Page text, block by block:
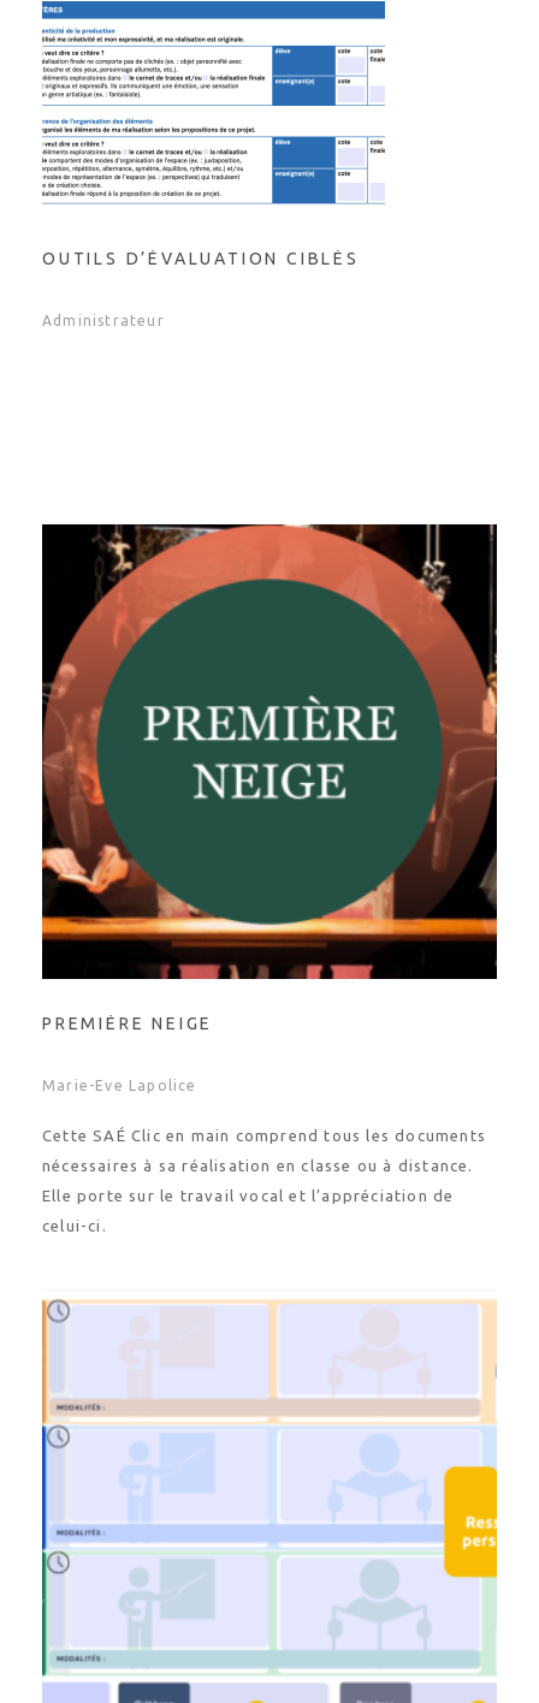
OUTILS D’ÉVALUATION CIBLÉS
Administrateur
PREMIÈRE NEIGE
Marie-Eve Lapolice
Cette SAÉ Clic en main comprend tous les documents
nécessaires à sa réalisation en classe ou à distance.
Elle porte sur le travail vocal et l’appréciation de
celui-ci.